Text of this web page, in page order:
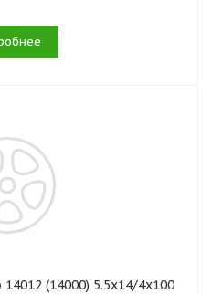
(14000) 5.5x14/4x100